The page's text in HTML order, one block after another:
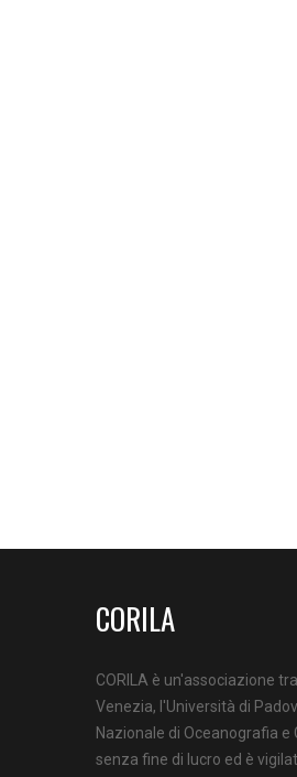
CORILA
CORILA è un'associazione
Venezia, l'Università di
Nazionale di Oceanografia
senza fine di lucro ed è